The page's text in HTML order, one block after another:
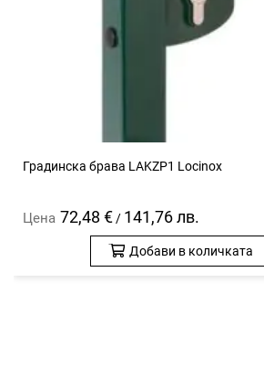
Градинска брава LAKZP1 Locinox
Цена 72,48 € / 141,76 лв.
Добави в количката